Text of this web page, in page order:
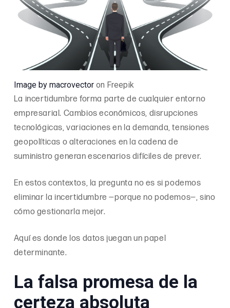
Image by macrovectoron Freepik
La incertidumbre forma parte de cualquier entorno
empresarial. Cambios económicos, disrupciones
tecnológicas, variaciones en la demanda, tensiones
geopolíticas o alteraciones en la cadena de
suministro generan escenarios difíciles de prever.
En estos contextos, la pregunta no es si podemos
eliminar la incertidumbre —porque no podemos—, sino
cómo gestionarla mejor.
Aquí es donde los datos juegan un papel
determinante.
La falsa promesa de la
certeza absoluta